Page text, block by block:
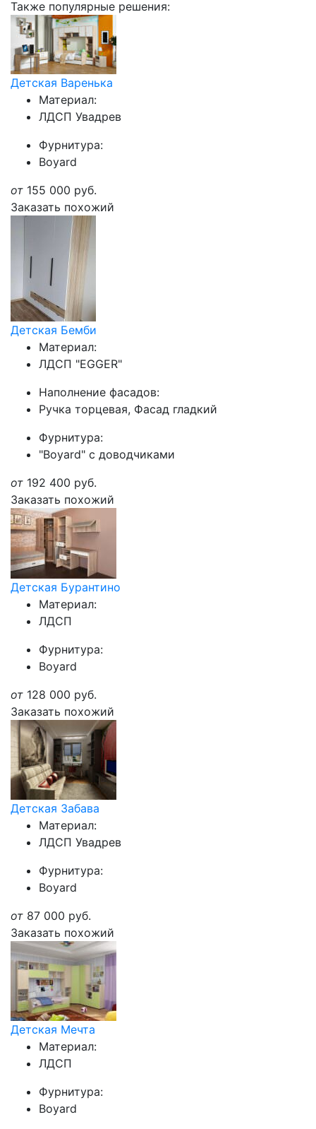
Также популярные решения:
Детская Варенька
Материал:
ЛДСП Увадрев
Фурнитура:
Boyard
от 155 000 руб.
Заказать похожий
Детская Бемби
Материал:
ЛДСП "EGGER"
Наполнение фасадов:
Ручка торцевая, Фасад гладкий
Фурнитура:
"Boyard" с доводчиками
от 192 400 руб.
Заказать похожий
Детская Бурантино
Материал:
ЛДСП
Фурнитура:
Boyard
от 128 000 руб.
Заказать похожий
Детская Забава
Материал:
ЛДСП Увадрев
Фурнитура:
Boyard
от 87 000 руб.
Заказать похожий
Детская Мечта
Материал:
ЛДСП
Фурнитура:
Boyard